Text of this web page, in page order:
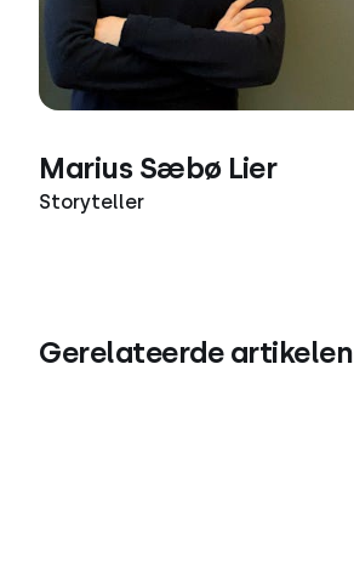
Marius Sæbø Lier
Storyteller
Gerelateerde artikelen